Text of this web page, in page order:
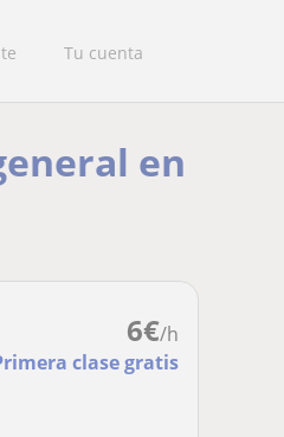
Tu cuenta
en
6€/h
clase gratis